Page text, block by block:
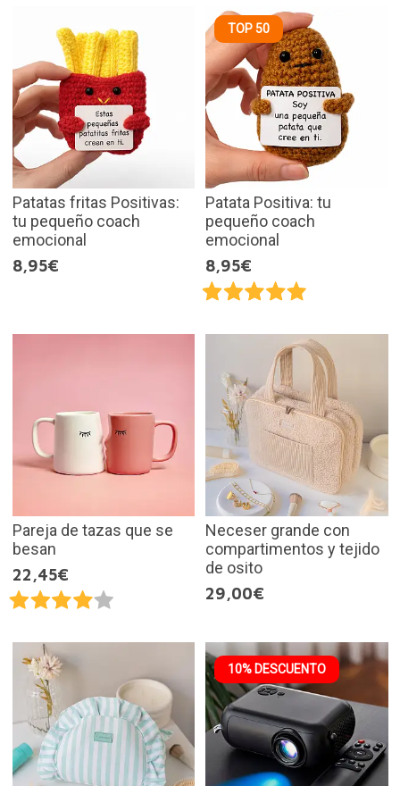
Patatas fritas Positivas:
tu pequeño coach
emocional
8,95€
TOP 50
Patata Positiva: tu
pequeño coach
emocional
8,95€
Pareja de tazas que se
besan
22,45€
Neceser grande con
compartimentos y tejido
de osito
29,00€
10% DESCUENTO